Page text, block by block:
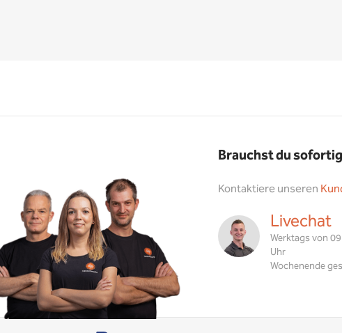
Brauchst du
Kontaktiere unseren
Livechat
Werktags von
Uhr
Wochenende